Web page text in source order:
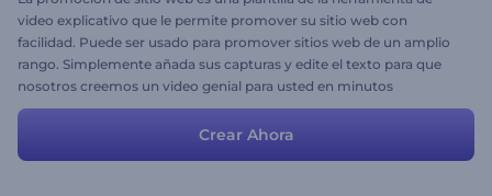
video explicativo que le permite promover su sitio web con
facilidad. Puede ser usado para promover sitios web de un amplio
rango. Simplemente añada sus capturas y edite el texto para que
nosotros creemos un video genial para usted en minutos
Crear Ahora